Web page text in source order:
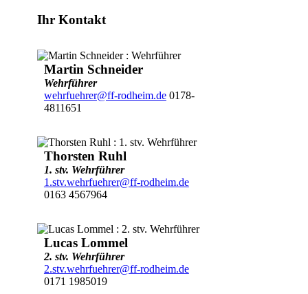
Ihr Kontakt
Martin Schneider
Wehrführer
wehrfuehrer@ff-rodheim.de0178-
4811651
Thorsten Ruhl
1. stv. Wehrführer
1.stv.wehrfuehrer@ff-rodheim.de
0163 4567964
Lucas Lommel
2. stv. Wehrführer
2.stv.wehrfuehrer@ff-rodheim.de
0171 1985019